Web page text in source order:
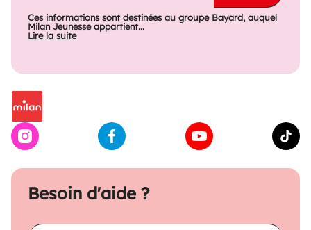
Besoin d'aide ?
Ces informations sont destinées au groupe Bayard, auquel
Milan Jeunesse appartient...
Lire la suite